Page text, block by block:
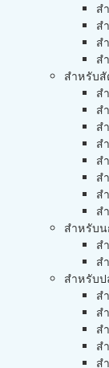
ส
ส
ส
ส
สำหรับสั
ส
ส
ส
ส
ส
ส
ส
ส
สำหรับน
ส
ส
สำหรับป
ส
ส
ส
ส
ส